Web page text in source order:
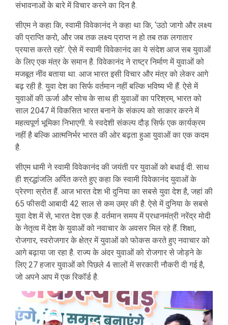
संभावनाओं के बारे में विचार करने का दिन है.
सीएम ने कहा कि, स्वामी विवेकानंद ने कहा था कि, ‘उठो जागो और लक्ष्य
की प्राप्ति करो, और जब तक लक्ष्य प्राप्त न हो तब तक लगातार
प्रयास करते रहो’. ऐसे में स्वामी विवेकानंद का ये संदेश आज सब युवाओं
के लिए एक मंत्र के समान है. विवेकानंद ने राष्ट्र निर्माण में युवाओं को
मजबूत नींव बताया था. आज भारत इसी विचार और मंत्र को लेकर आगे
बढ़ रही है. युवा देश का सिर्फ वर्तमान नहीं बल्कि भविष्य भी हैं. ऐसे में
युवाओं की ऊर्जा और सोच के साथ ही युवाओं का परिश्रम, भारत को
साल 2047 में विकसित भारत बनाने के संकल्प को साकार करने में
महत्वपूर्ण भूमिका निभाएगी. ये स्वदेशी संकल्प दौड़ सिर्फ एक कार्यक्रम
नहीं है बल्कि आत्मनिर्भर भारत की ओर बढ़ता हुआ युवाओं का एक कदम
है.
सीएम धामी ने स्वामी विवेकानंद की जयंती पर युवाओं को बधाई दी. साथ
ही श्रद्धांजलि अर्पित करते हुए कहा कि स्वामी विवेकानंद युवाओं के
प्रेरणा स्रोत हैं. आज भारत देश भी दुनिया का सबसे युवा देश है, जहां की
65 फीसदी आबादी 42 साल से कम उम्र की है. ऐसे में दुनिया के सबसे
युवा देश में से, भारत देश एक है. वर्तमान समय में प्रधानमंत्री नरेंद्र मोदी
के नेतृत्व में देश के युवाओं को नवाचार के अवसर मिल रहे हैं. शिक्षा,
रोजगार, स्वरोजगार के क्षेत्र में युवाओं को फोकस करते हुए नवाचार को
आगे बढ़ाया जा रहा है. राज्य के अंदर युवाओं को रोजगार से जोड़ने के
लिए 27 हजार युवाओं को पिछले 4 सालों में सरकारी नौकरी दी गई है,
जो अपने आप में एक रिकॉर्ड है.